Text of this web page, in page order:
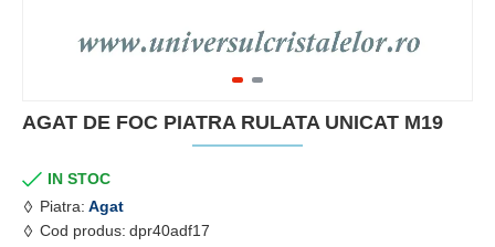
AGAT DE FOC PIATRA RULATA UNICAT M19
IN STOC
Piatra: Agat
Cod produs: dpr40adf17